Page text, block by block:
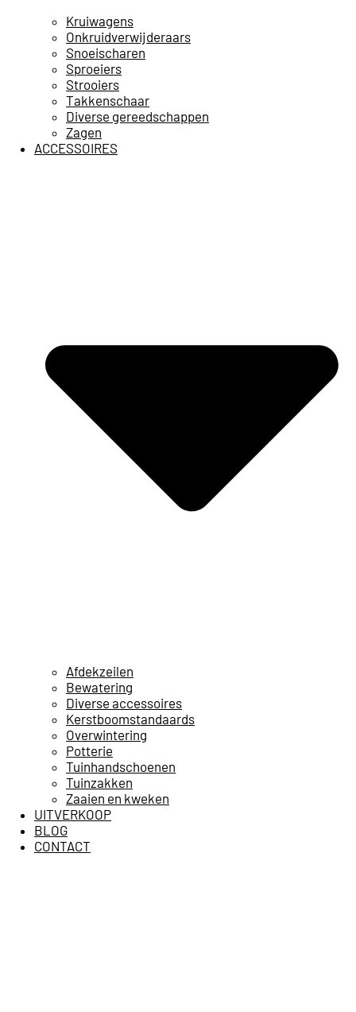
Kruiwagens
Onkruidverwijderaars
Snoeischaren
Sproeiers
Strooiers
Takkenschaar
Diverse gereedschappen
Zagen
ACCESSOIRES
Afdekzeilen
Bewatering
Diverse accessoires
Kerstboomstandaards
Overwintering
Potterie
Tuinhandschoenen
Tuinzakken
Zaaien en kweken
UITVERKOOP
BLOG
CONTACT